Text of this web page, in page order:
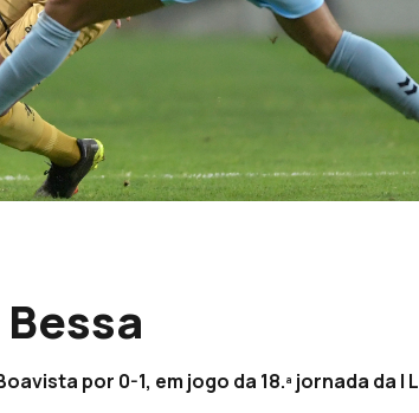
por 0-1, em jogo da 18.ª jornada da I